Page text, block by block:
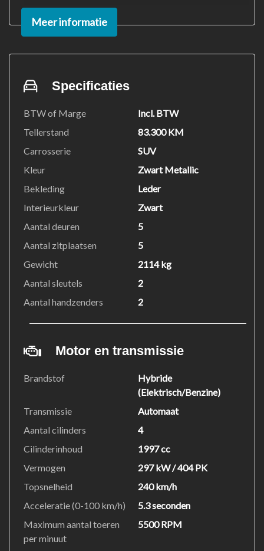
met zaterdag ook 's avonds. Voor een bezoek is het
echter noodzakelijk om vooraf telefonisch
+31654908782 of per e-mail info@rvrauto.nl een
afspraak te maken. Zonder afspraak kan het helaas
hopen op uw begrip en kijken ernaar uit u te
verwelkomen!
VOOR EEN BEZICHTIGING EN OF EEN PROEFRIT
+31654908782
Meer informatie
Specificaties
BTW of Marge
Incl. BTW
Tellerstand
83.300 KM
Carrosserie
SUV
Kleur
Zwart Metallic
Bekleding
Leder
Interieurkleur
Zwart
Aantal deuren
5
Aantal zitplaatsen
5
Gewicht
2114 kg
Aantal sleutels
2
Aantal handzenders
2
Motor en transmissie
Brandstof
Hybride
(Elektrisch/Benzine)
Transmissie
Automaat
Aantal cilinders
4
Cilinderinhoud
1997 cc
Vermogen
297 kW / 404 PK
Topsnelheid
240 km/h
Acceleratie (0-100 km/h)
5.3 seconden
Maximum aantal toeren
per minuut
5500 RPM